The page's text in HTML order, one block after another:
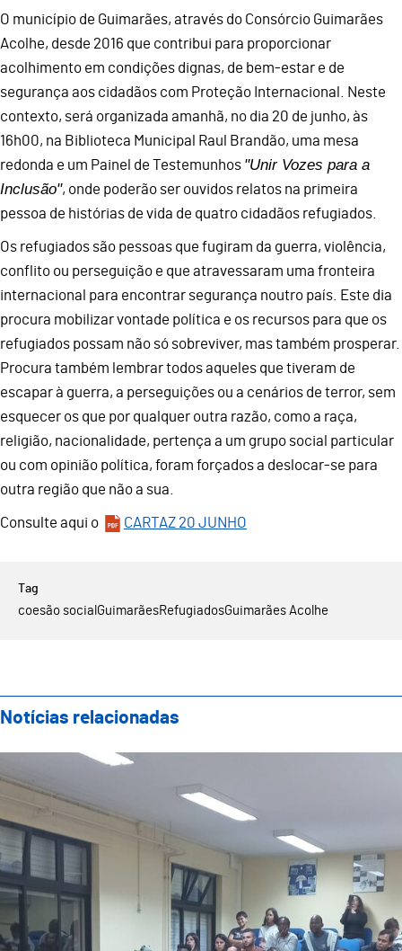
O município de Guimarães, através do Consórcio Guimarães
Acolhe, desde 2016 que contribui para proporcionar
acolhimento em condições dignas, de bem-estar e de
segurança aos cidadãos com Proteção Internacional. Neste
contexto, será organizada amanhã, no dia 20 de junho, às
16h00, na Biblioteca Municipal Raul Brandão, uma mesa
redonda e um Painel de Testemunhos "Unir Vozes para a
Inclusão", onde poderão ser ouvidos relatos na primeira
pessoa de histórias de vida de quatro cidadãos refugiados.
Os refugiados são pessoas que fugiram da guerra, violência,
conflito ou perseguição e que atravessaram uma fronteira
internacional para encontrar segurança noutro país. Este dia
procura mobilizar vontade política e os recursos para que os
refugiados possam não só sobreviver, mas também prosperar.
Procura também lembrar todos aqueles que tiveram de
escapar à guerra, a perseguições ou a cenários de terror, sem
esquecer os que por qualquer outra razão, como a raça,
religião, nacionalidade, pertença a um grupo social particular
ou com opinião política, foram forçados a deslocar-se para
outra região que não a sua.
Consulte aqui o CARTAZ 20 JUNHO
coesão social GuimarãesRefugiadosGuimarães Acolhe
Notícias relacionadas
Sessão de Esclarecimento “Informação para a